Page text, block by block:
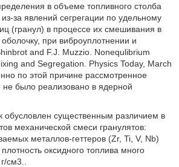
в объеме топливного столба
за явлений сегрегации по удельному
(гранул) в процессе их смешивания в
при виброуплотнении и
and F.J. Muzzio. Nonequlibrium
and Segregation. Physics Today, March
по этой причине рассмотренное
не было реализовано в ядерной
обусловлен существенным различием в
механической смеси гранулятов:
металлов-геттеров (Zr, Ti, V, Nb)
оксидного топлива много
см3..